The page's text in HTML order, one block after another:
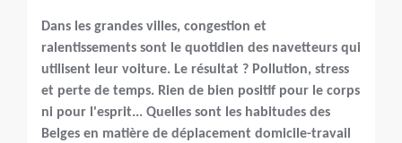
Dans les grandes villes, congestion et
ralentissements sont le quotidien des navetteurs qui
utilisent leur voiture. Le résultat ? Pollution, stress
et perte de temps. Rien de bien positif pour le corps
ni pour l'esprit... Quelles sont les habitudes des
Belges en matière de déplacement domicile-travail